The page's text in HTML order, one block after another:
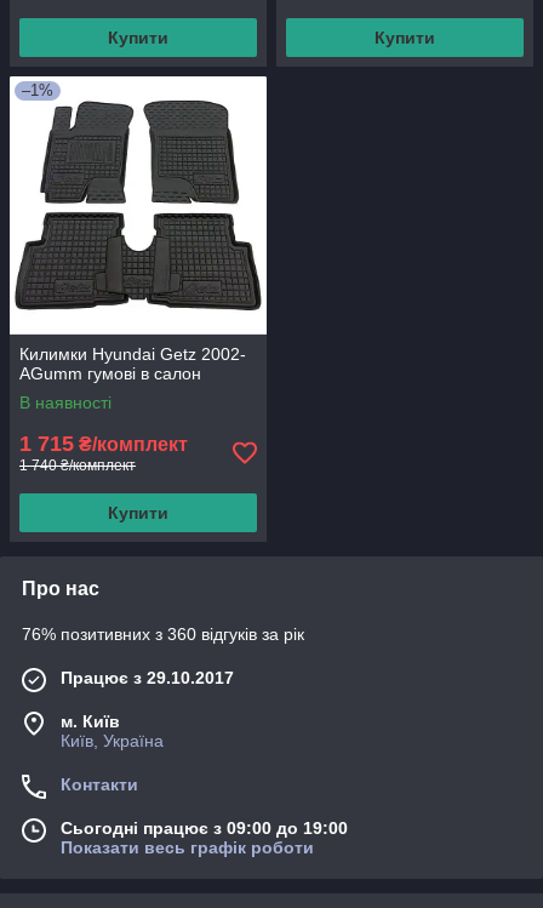
Купити Купити
–1%
Килимки Hyundai Getz 2002-
AGumm гумові в салон
В наявності
1 715 ₴/комплект
1 740 ₴/комплект
Купити
Про нас
76% позитивних з 360 відгуків за рік
Працює з 29.10.2017
м. Київ
Київ, Україна
Контакти
Сьогодні працює з 09:00 до 19:00
Показати весь графік роботи